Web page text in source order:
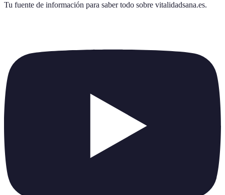
Tu fuente de información para saber todo sobre vitalidadsana.es.